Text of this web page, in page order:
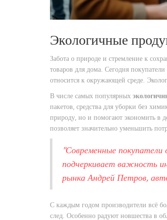
Экологичные
Забота о природе и стремление к
товаров для дома. Сегодня
относится к окружающей среде.
В числе самых популярных
пакетов, средства для уборки без
природу, но и помогают экономить в
позволяет значительно уменьшить
"Современные
подчеркивает важность
рынка Андрей Петров,
С каждым годом производители всё
след. Особенно радуют новшества в